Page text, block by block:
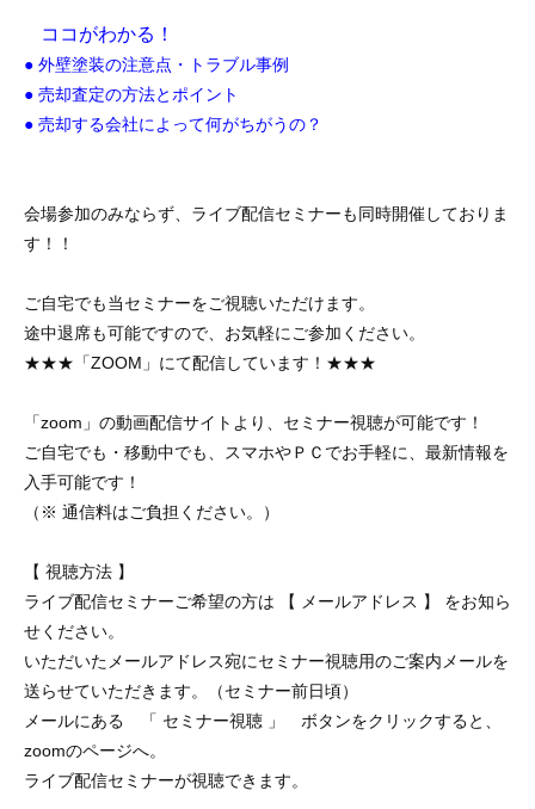
ココがわかる！
● 外壁塗装の注意点・トラブル事例
● 売却査定の方法とポイント
● 売却する会社によって何がちがうの？
会場参加のみならず、ライブ配信セミナーも同時開催しておりま
す！！
ご自宅でも当セミナーをご視聴いただけます。
途中退席も可能ですので、お気軽にご参加ください。
★★★「ZOOM」にて配信しています！★★★
「zoom」の動画配信サイトより、セミナー視聴が可能です！
ご自宅でも・移動中でも、スマホやＰＣでお手軽に、最新情報を
入手可能です！
（※ 通信料はご負担ください。）
【 視聴方法 】
ライブ配信セミナーご希望の方は 【 メールアドレス 】 をお知ら
せください。
いただいたメールアドレス宛にセミナー視聴用のご案内メールを
送らせていただきます。（セミナー前日頃）
メールにある 「 セミナー視聴 」 ボタンをクリックすると、
zoomのページへ。
ライブ配信セミナーが視聴できます。